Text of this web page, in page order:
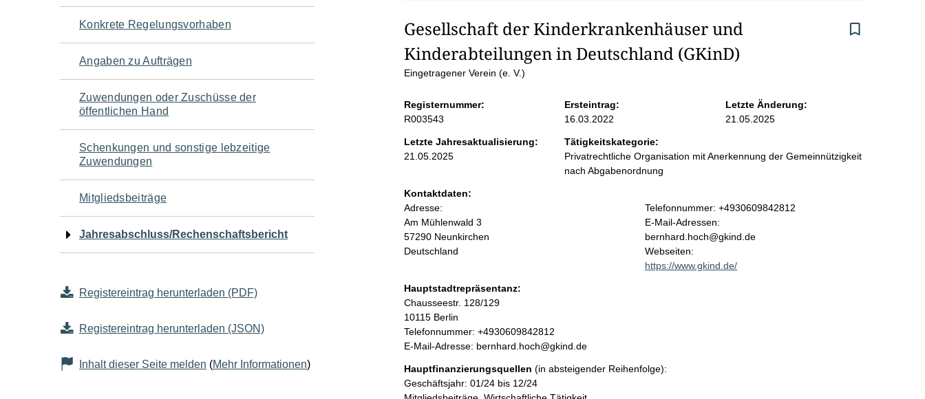
Seiteninhalt
Konkrete Regelungsvorhaben
Angaben zu Aufträgen
Zuwendungen oder Zuschüsse der
öffentlichen Hand
Schenkungen und sonstige lebzeitige
Zuwendungen
Mitgliedsbeiträge
Jahresabschluss/Rechenschaftsbericht
Registereintrag herunterladen (PDF)
Registereintrag herunterladen (JSON)
Inhalt dieser Seite melden (Mehr Informationen)
e
n
i
n
h
a
l
t
Gesellschaft der Kinderkrankenhäuser und
Kinderabteilungen in Deutschland (GKinD)
Eingetragener Verein (e. V.)
Registernummer:
R003543
Ersteintrag:
16.03.2022
Letzte Änderung:
21.05.2025
Letzte Jahresaktualisierung:
21.05.2025
Tätigkeitskategorie:
Privatrechtliche Organisation mit Anerkennung der Gemeinnützigkeit
nach Abgabenordnung
Kontaktdaten:
Adresse:
Am Mühlenwald 3
57290 Neunkirchen
Deutschland
K
o
n
t
a
r
Telefonnummer: +4930609842812
E-Mail-Adressen:
bernhard.hoch@gkind.de
Webseiten:
https://www.gkind.de/
Hauptstadtrepräsentanz:
A
d
r
e
s
e
Chausseestr. 128/129
10115 Berlin
K
o
t
a
Telefonnummer: +4930609842812
E-Mail-Adresse: bernhard.hoch@gkind.de
Hauptfinanzierungsquellen (in absteigender Reihenfolge):
Geschäftsjahr: 01/24 bis 12/24